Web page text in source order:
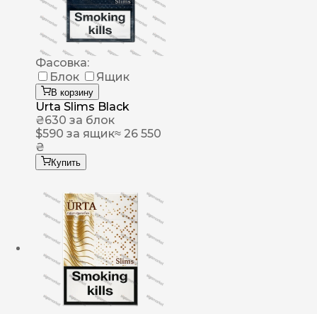
Фасовка:
Блок
Ящик
В корзину
Urta Slims Black
₴630 за блок
$590 за ящик≈ 26 550
₴
Купить